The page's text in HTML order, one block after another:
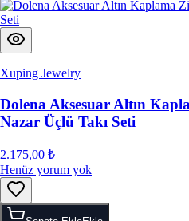
Xuping Jewelry
Dolena Aksesuar Altın
Nazar Üçlü Takı Seti
2.175,00 ₺
Henüz yorum yok